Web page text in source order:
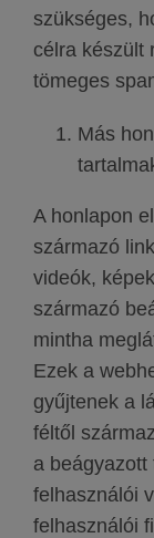
szükséges,
célra készült
tömeges
Más
A honlapon
származó
videók,
származó
mintha
Ezek a
gyűjtenek a
féltől
a
felhasználói
felhasználói